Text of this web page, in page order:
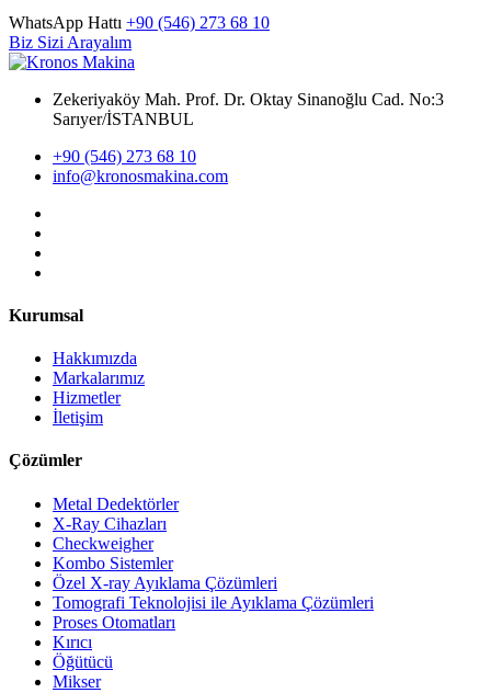
WhatsApp Hattı +90 (546) 273 68 10
Biz Sizi Arayalım
Zekeriyaköy Mah. Prof. Dr. Oktay Sinanoğlu Cad. No:3
Sarıyer/İSTANBUL
+90 (546) 273 68 10
info@kronosmakina.com
Kurumsal
Hakkımızda
Markalarımız
Hizmetler
İletişim
Çözümler
Metal Dedektörler
X-Ray Cihazları
Checkweigher
Kombo Sistemler
Özel X-ray Ayıklama Çözümleri
Tomografi Teknolojisi ile Ayıklama Çözümleri
Proses Otomatları
Kırıcı
Öğütücü
Mikser